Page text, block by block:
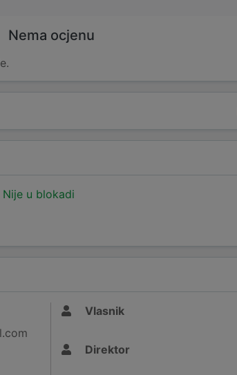
Nema ocjenu
Nije u blokadi
Vlasnik
Direktor